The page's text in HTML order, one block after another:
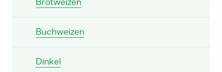
Buchweizen
Dinkel